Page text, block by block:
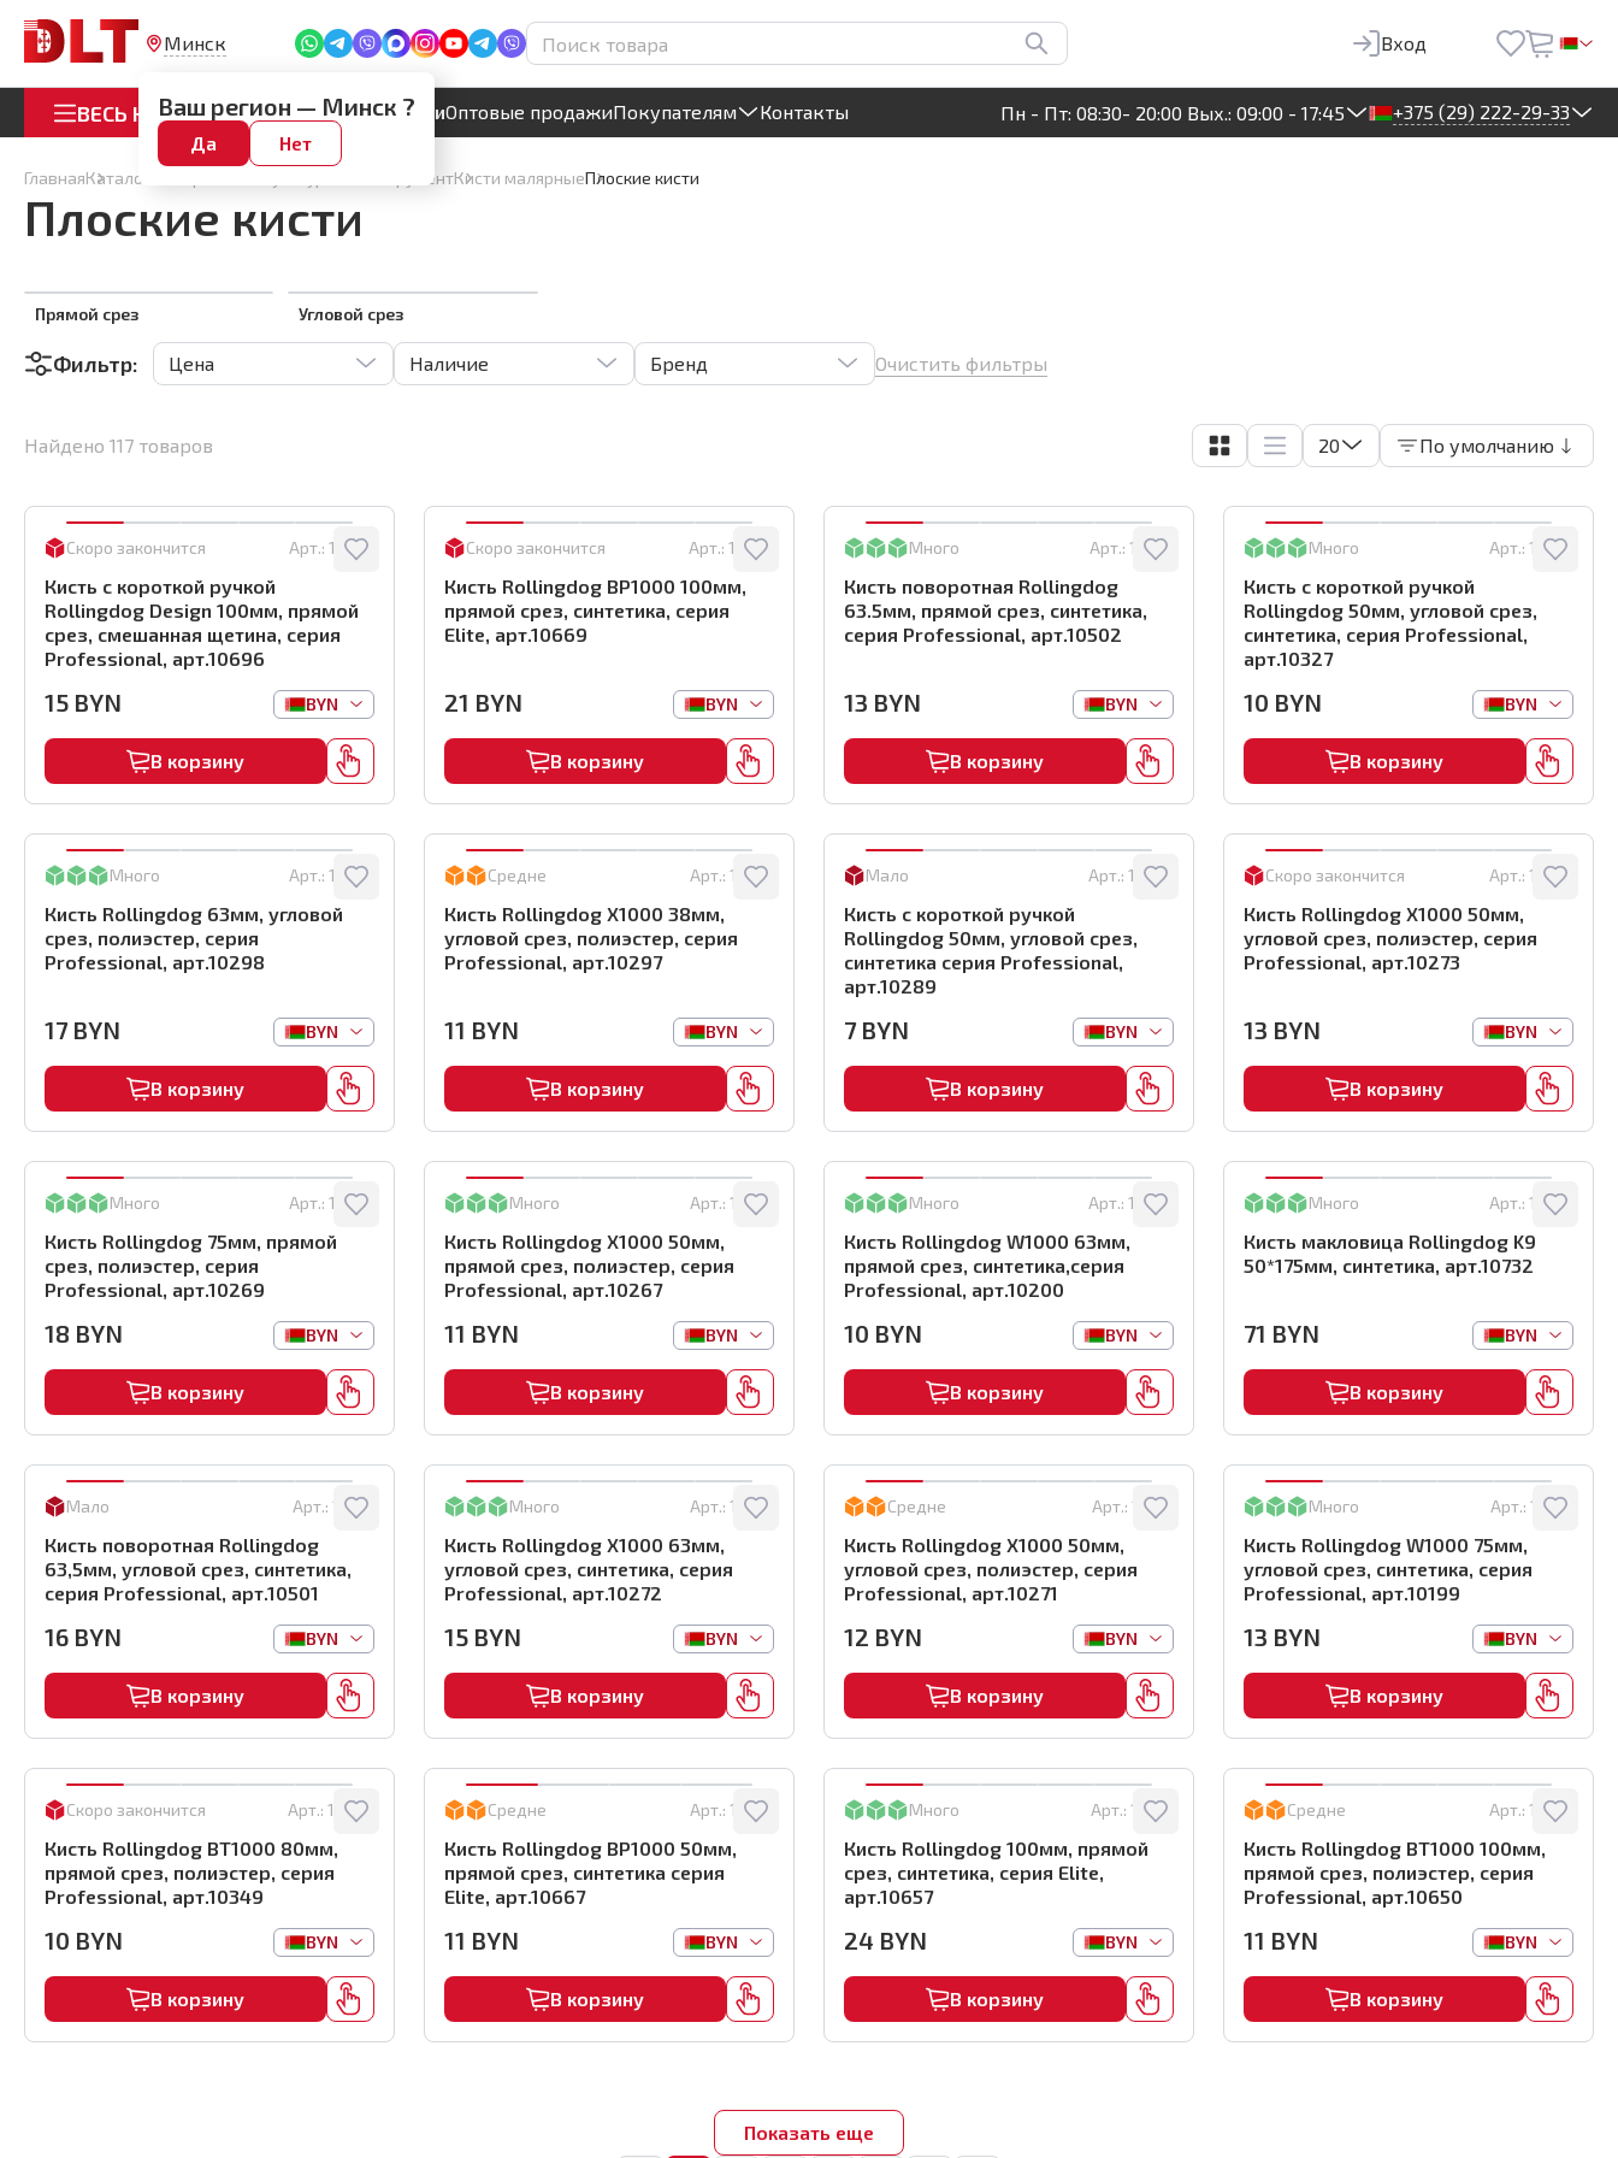
Круглосуточный! Прием заявок на сайте
Минск
Ваш регион — Минск ?
Да Нет
Вход
ВЕСЬ КАТАЛОГ АкцииОптовые продажиПокупателям Контакты Пн - Пт: 08:30- 20:00 Вых.: 09:00 - 17:45 +375 (29) 222-29-33
ГлавнаяКаталог Малярный и штукатурный инструментКисти малярныеПлоские кисти
Плоские кисти
Прямой срез Угловой срез
Фильтр: Цена Наличие Бренд Очистить фильтры
Найдено 117 товаров 20 По умолчанию
Скоро закончится Арт.: 10696
Кисть с короткой ручкой
Rollingdog Design 100мм, прямой
срез, смешанная щетина, серия
Professional, арт.10696
15 BYN BYN
В корзину
Скоро закончится Арт.: 10669
Кисть Rollingdog BP1000 100мм,
прямой срез, синтетика, серия
Elite, арт.10669
21 BYN BYN
В корзину
Много Арт.: 10502
Кисть поворотная Rollingdog
63.5мм, прямой срез, синтетика,
серия Professional, арт.10502
13 BYN BYN
В корзину
Много Арт.: 10327
Кисть с короткой ручкой
Rollingdog 50мм, угловой срез,
синтетика, серия Professional,
арт.10327
10 BYN BYN
В корзину
Много Арт.: 10298
Кисть Rollingdog 63мм, угловой
срез, полиэстер, серия
Professional, арт.10298
17 BYN BYN
В корзину
Средне Арт.: 10297
Кисть Rollingdog X1000 38мм,
угловой срез, полиэстер, серия
Professional, арт.10297
11 BYN BYN
В корзину
Мало Арт.: 10289
Кисть с короткой ручкой
Rollingdog 50мм, угловой срез,
синтетика серия Professional,
арт.10289
7 BYN BYN
В корзину
Скоро закончится Арт.: 10273
Кисть Rollingdog X1000 50мм,
угловой срез, полиэстер, серия
Professional, арт.10273
13 BYN BYN
В корзину
Много Арт.: 10269
Кисть Rollingdog 75мм, прямой
срез, полиэстер, серия
Professional, арт.10269
18 BYN BYN
В корзину
Много Арт.: 10267
Кисть Rollingdog X1000 50мм,
прямой срез, полиэстер, серия
Professional, арт.10267
11 BYN BYN
В корзину
Много Арт.: 10200
Кисть Rollingdog W1000 63мм,
прямой срез, синтетика,серия
Professional, арт.10200
10 BYN BYN
В корзину
Много Арт.: 10732
Кисть макловица Rollingdog K9
50*175мм, синтетика, арт.10732
71 BYN BYN
В корзину
Мало Арт.: 10501
Кисть поворотная Rollingdog
63,5мм, угловой срез, синтетика,
серия Professional, арт.10501
16 BYN BYN
В корзину
Много Арт.: 10272
Кисть Rollingdog X1000 63мм,
угловой срез, синтетика, серия
Professional, арт.10272
15 BYN BYN
В корзину
Средне Арт.: 10271
Кисть Rollingdog X1000 50мм,
угловой срез, полиэстер, серия
Professional, арт.10271
12 BYN BYN
В корзину
Много Арт.: 10199
Кисть Rollingdog W1000 75мм,
угловой срез, синтетика, серия
Professional, арт.10199
13 BYN BYN
В корзину
Скоро закончится Арт.: 10349
Кисть Rollingdog BT1000 80мм,
прямой срез, полиэстер, серия
Professional, арт.10349
10 BYN BYN
В корзину
Средне Арт.: 10667
Кисть Rollingdog BP1000 50мм,
прямой срез, синтетика серия
Elite, арт.10667
11 BYN BYN
В корзину
Много Арт.: 10657
Кисть Rollingdog 100мм, прямой
срез, синтетика, серия Elite,
арт.10657
24 BYN BYN
В корзину
Средне Арт.: 10650
Кисть Rollingdog BT1000 100мм,
прямой срез, полиэстер, серия
Professional, арт.10650
11 BYN BYN
В корзину
Показать еще